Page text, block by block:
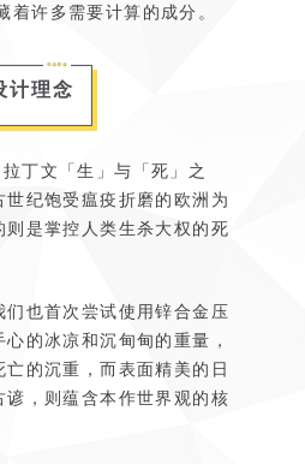
着许多需要计算的成分。
计理念
丁文「生」与「死」之
纪饱受瘟疫折磨的欧洲为
则是掌控人类生杀大权的死
们也首次尝试使用锌合金压
的冰凉和沉甸甸的重量，
的沉重，而表面精美的日
谚，则蕴含本作世界观的核